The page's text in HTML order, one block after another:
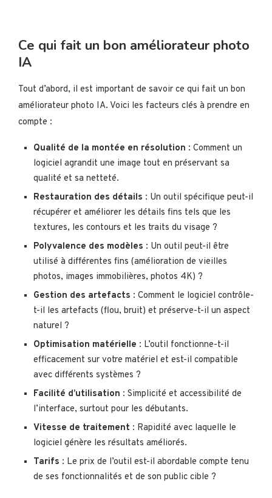
Ce qui fait un bon améliorateur photo
IA
Tout d’abord, il est important de savoir ce qui fait un bon
améliorateur photo IA. Voici les facteurs clés à prendre en
compte :
Qualité de la montée en résolution : Comment un
logiciel agrandit une image tout en préservant sa
qualité et sa netteté.
Restauration des détails : Un outil spécifique peut-il
récupérer et améliorer les détails fins tels que les
textures, les contours et les traits du visage ?
Polyvalence des modèles : Un outil peut-il être
utilisé à différentes fins (amélioration de vieilles
photos, images immobilières, photos 4K) ?
Gestion des artefacts : Comment le logiciel contrôle-
t-il les artefacts (flou, bruit) et préserve-t-il un aspect
naturel ?
Optimisation matérielle : L’outil fonctionne-t-il
efficacement sur votre matériel et est-il compatible
avec différents systèmes ?
Facilité d’utilisation : Simplicité et accessibilité de
l’interface, surtout pour les débutants.
Vitesse de traitement : Rapidité avec laquelle le
logiciel génère les résultats améliorés.
Tarifs : Le prix de l’outil est-il abordable compte tenu
de ses fonctionnalités et de son public cible ?